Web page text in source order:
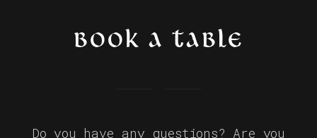
BOOK A TABLE
Do you have any questions? Are you